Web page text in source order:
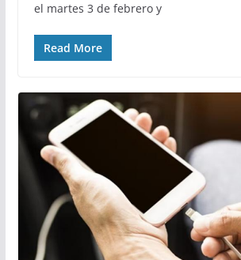
el martes 3 de febrero y
Read More